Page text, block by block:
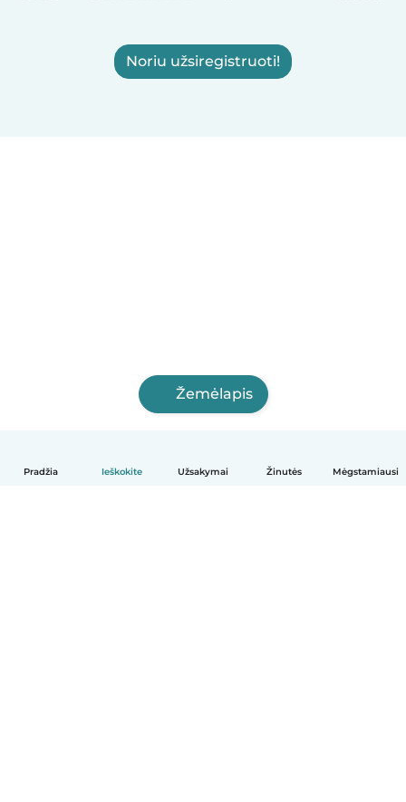
Pradžia Ieškokite Užsakymai Žinutės Mėgstamiausi
Noriu užsiregistruoti!
Žemėlapis